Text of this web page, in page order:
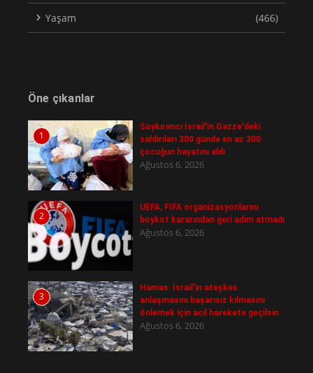
Yaşam (466)
Öne çıkanlar
1
Soykırımcı İsrail'in Gazze'deki
saldırıları 300 günde en az 300
çocuğun hayatını aldı
Ağustos 6, 2026
2
UEFA, FIFA organizasyonlarını
boykot kararından geri adım atmadı
Ağustos 6, 2026
3
Hamas: İsrail'in ateşkes
anlaşmasını başarısız kılmasını
önlemek için acil harekete geçilsin
Ağustos 6, 2026